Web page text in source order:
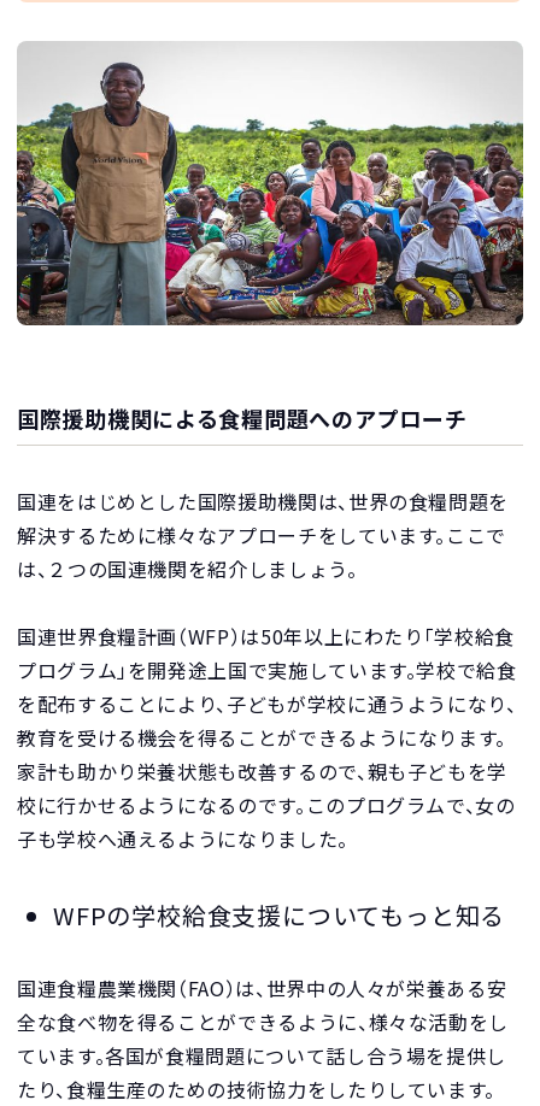
国際援助機関による食糧問題へのアプローチ
国連をはじめとした国際援助機関は、世界の食糧問題を
解決するために様々なアプローチをしています。ここで
は、２つの国連機関を紹介しましょう。
国連世界食糧計画（WFP）は50年以上にわたり「学校給食
プログラム」を開発途上国で実施しています。学校で給食
を配布することにより、子どもが学校に通うようになり、
教育を受ける機会を得ることができるようになります。
家計も助かり栄養状態も改善するので、親も子どもを学
校に行かせるようになるのです。このプログラムで、女の
子も学校へ通えるようになりました。
WFPの学校給食支援についてもっと知る
国連食糧農業機関（FAO）は、世界中の人々が栄養ある安
全な食べ物を得ることができるように、様々な活動をし
ています。各国が食糧問題について話し合う場を提供し
たり、食糧生産のための技術協力をしたりしています。